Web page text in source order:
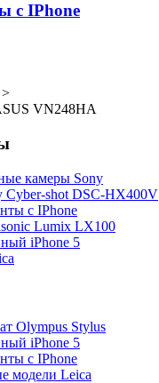
с IPhone
>
VN248HA
камеры Sony
Cyber-shot DSC-HX400V
с IPhone
Lumix LX100
iPhone 5
Olympus Stylus
iPhone 5
с IPhone
модели Leica